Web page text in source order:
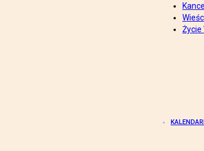
Życie